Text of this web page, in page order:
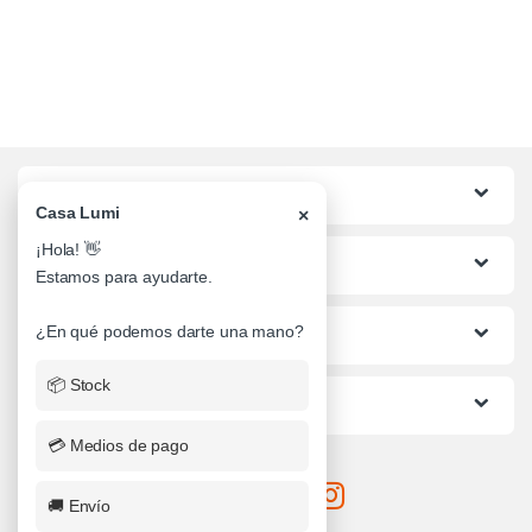
Informacion al Cliente
Casa Lumi ×
¡Hola! 👋
Estamos para ayudarte.
¿En qué podemos darte una mano?
📦 Stock
💳 Medios de pago
🚚 Envío